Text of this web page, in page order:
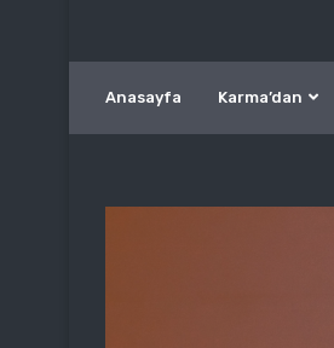
Anasayfa Karma’dan